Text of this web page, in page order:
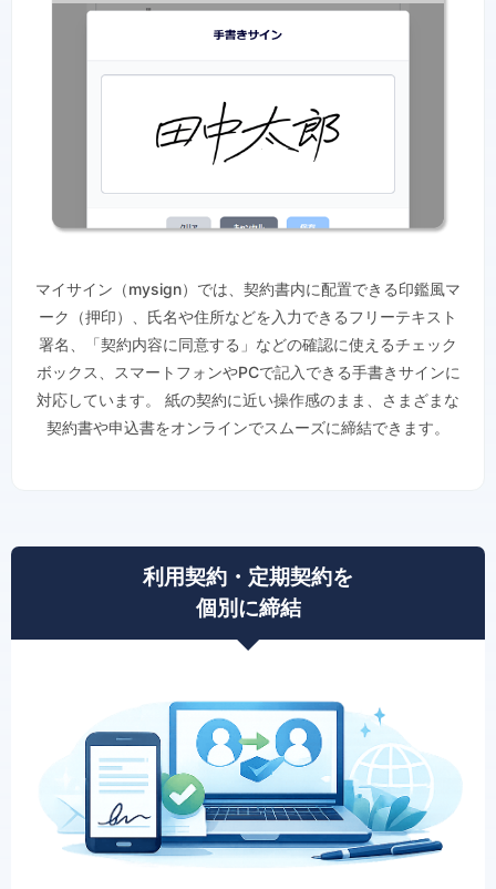
マイサイン（mysign）では、契約書内に配置できる印鑑風マ
ーク（押印）、氏名や住所などを入力できるフリーテキスト
署名、「契約内容に同意する」などの確認に使えるチェック
ボックス、スマートフォンやPCで記入できる手書きサインに
対応しています。 紙の契約に近い操作感のまま、さまざまな
契約書や申込書をオンラインでスムーズに締結できます。
利用契約・定期契約を
個別に締結